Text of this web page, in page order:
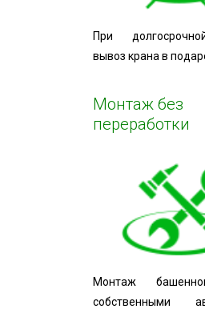
При
вывоз крана в
Монтаж без
переработки
Монтаж
собственными